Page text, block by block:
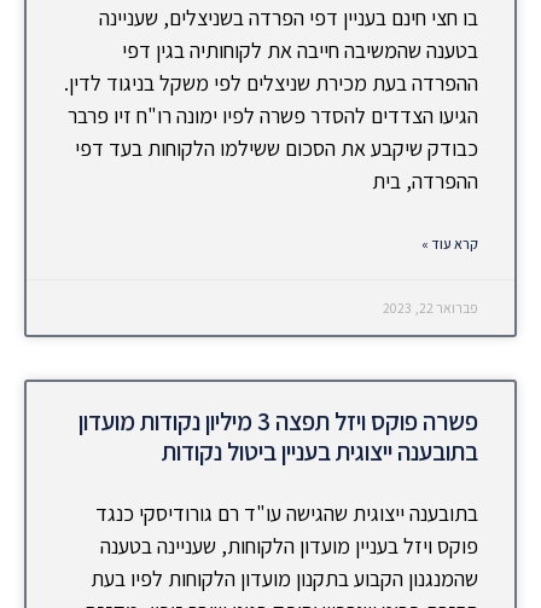
בו חצי חינם בעניין דפי הפרדה בשניצלים, שעניינה
בטענה שהמשיבה חייבה את לקוחותיה בגין דפי
ההפרדה בעת מכירת שניצלים לפי משקל בניגוד לדין.
הגיעו הצדדים להסדר פשרה לפיו ימונה רו"ח זיו פרבר
כבודק שיקבע את הסכום ששילמו הלקוחות בעד דפי
ההפרדה, בית
קרא עוד »
פברואר 22, 2023
פשרה פוקס ויזל תפצה 3 מיליון נקודות מועדון
בתובענה ייצוגית בעניין ביטול נקודות
בתובענה ייצוגית שהגישה עו"ד רם גורודיסקי כנגד
פוקס ויזל בעניין מועדון הלקוחות, שעניינה בטענה
שהמנגנון הקבוע בתקנון מועדון הלקוחות לפיו בעת